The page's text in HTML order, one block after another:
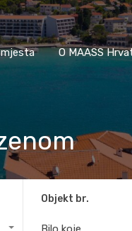
i mjesta O
O MAASS
Objekt br.